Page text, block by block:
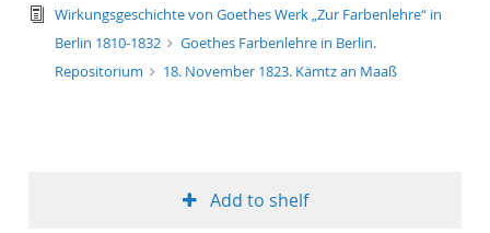
text/tg.edition+tg.aggregation+xml
Wirkungsgeschichte von Goethes Werk „Zur Farbenlehre“ in
Berlin 1810-1832
Goethes Farbenlehre in Berlin.
Repositorium
18. November 1823. Kämtz an Maaß
Add to shelf